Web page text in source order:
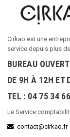
Cirkao est une
service depuis plus
BUREAU
DE 9H À 12H ET
TEL : 04 75 34
Le Service
contact@cirkao.fr